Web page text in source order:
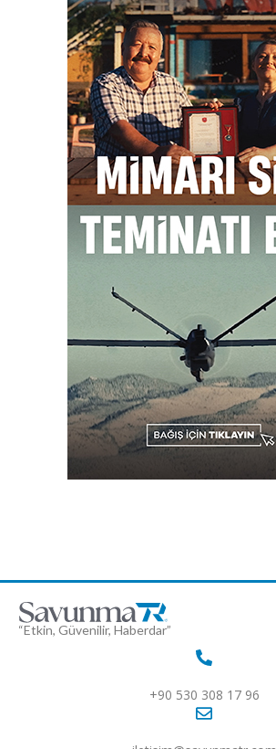
“Etkin, Güvenilir, Haberdar”
+90 530 308 17 96